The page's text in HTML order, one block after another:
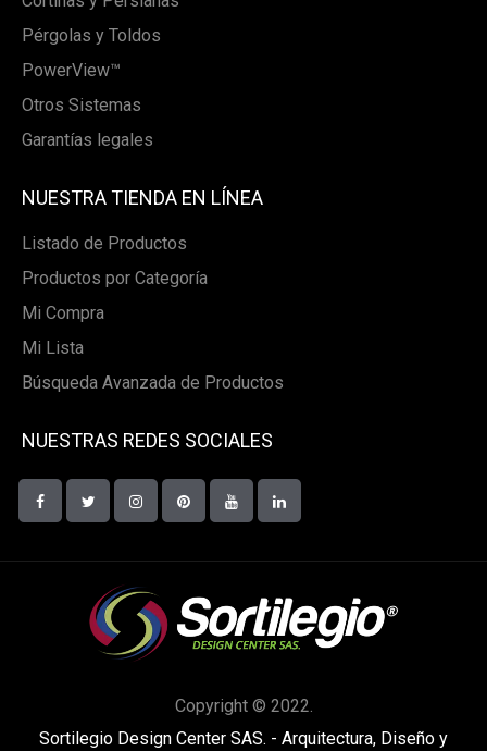
Pérgolas y Toldos
PowerView™
Otros Sistemas
Garantías legales
NUESTRA TIENDA EN LÍNEA
Listado de Productos
Productos por Categoría
Mi Compra
Mi Lista
Búsqueda Avanzada de Productos
NUESTRAS REDES SOCIALES
Copyright © 2022.
Sortilegio Design Center SAS. - Arquitectura, Diseño y